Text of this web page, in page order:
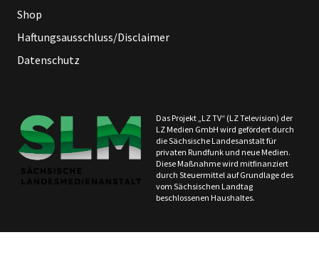
Shop
Haftungsausschluss/Disclaimer
Datenschutz
Das Projekt „LZ TV“ (LZ Television) der
LZ Medien GmbH wird gefördert durch
die Sächsische Landesanstalt für
privaten Rundfunk und neue Medien.
Diese Maßnahme wird mitfinanziert
durch Steuermittel auf Grundlage des
vom Sächsischen Landtag
beschlossenen Haushaltes.